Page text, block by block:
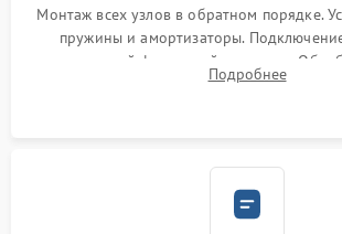
Монтаж всех узлов в обратном порядке.
пружины и амортизаторы.
надежной фиксацией хомутами.
герметиком для предотвращения
Подробнее